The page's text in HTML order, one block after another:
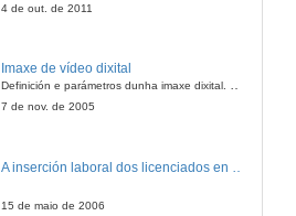
4 de out. de 2011
Imaxe de vídeo dixital
7 de nov. de 2005
15 de maio de 2006